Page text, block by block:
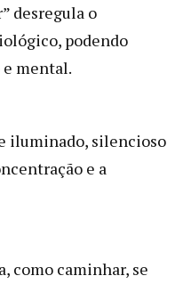
desregula o
podendo
mental.
iluminado, silencioso
e a
como caminhar, se